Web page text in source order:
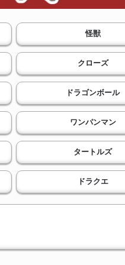
怪獣
クローズ
ドラゴンボール
ワンパンマン
タートルズ
ドラクエ